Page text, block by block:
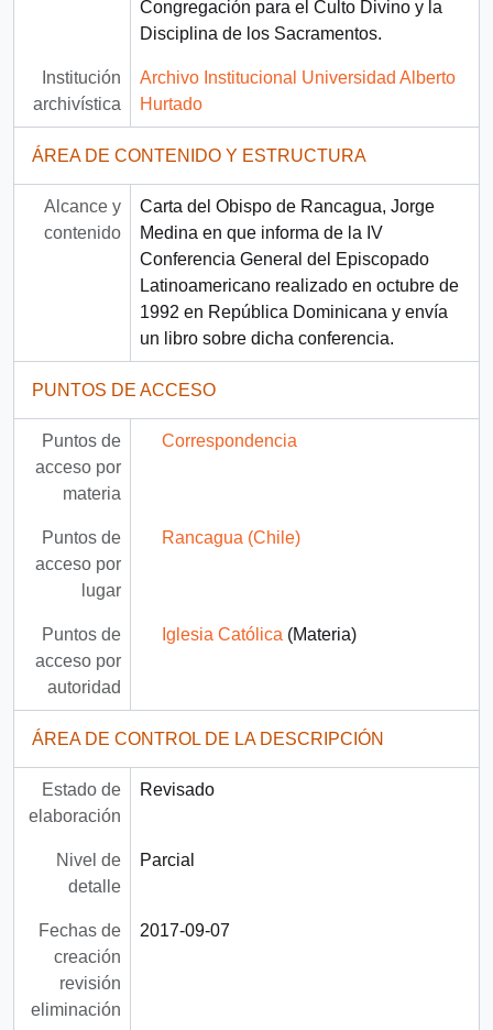
Congregación para el Culto Divino y la
Disciplina de los Sacramentos.
Institución
archivística
Archivo Institucional Universidad Alberto
Hurtado
ÁREA DE CONTENIDO Y ESTRUCTURA
Alcance y
contenido
Carta del Obispo de Rancagua, Jorge
Medina en que informa de la IV
Conferencia General del Episcopado
Latinoamericano realizado en octubre de
1992 en República Dominicana y envía
un libro sobre dicha conferencia.
PUNTOS DE ACCESO
Puntos de
acceso por
materia
Correspondencia
Puntos de
acceso por
lugar
Rancagua (Chile)
Puntos de
acceso por
autoridad
Iglesia Católica (Materia)
ÁREA DE CONTROL DE LA DESCRIPCIÓN
Estado de
elaboración
Revisado
Nivel de
detalle
Parcial
Fechas de
creación
revisión
eliminación
2017-09-07